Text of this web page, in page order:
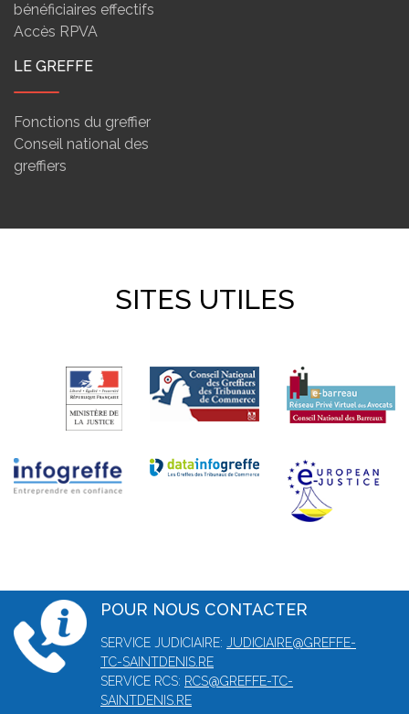
bénéficiaires effectifs
Accès RPVA
LE GREFFE
Fonctions du greffier
Conseil national des
greffiers
SITES UTILES
POUR NOUS CONTACTER
SERVICE JUDICIAIRE: JUDICIAIRE@GREFFE-
TC-SAINTDENIS.RE
SERVICE RCS: RCS@GREFFE-TC-
SAINTDENIS.RE